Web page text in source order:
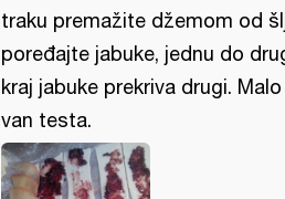
traku premažite džemom od
poređajte jabuke, jednu do
kraj jabuke prekriva drugi.
van testa.